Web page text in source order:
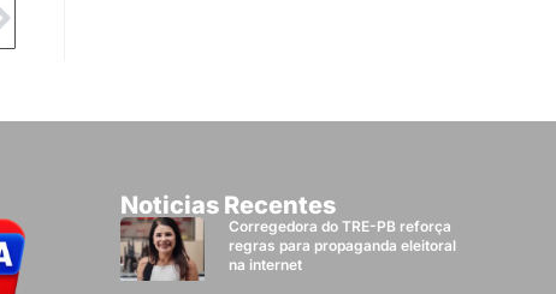
Noticias Recentes
Corregedora do TRE-PB reforça
regras para propaganda eleitoral
na internet